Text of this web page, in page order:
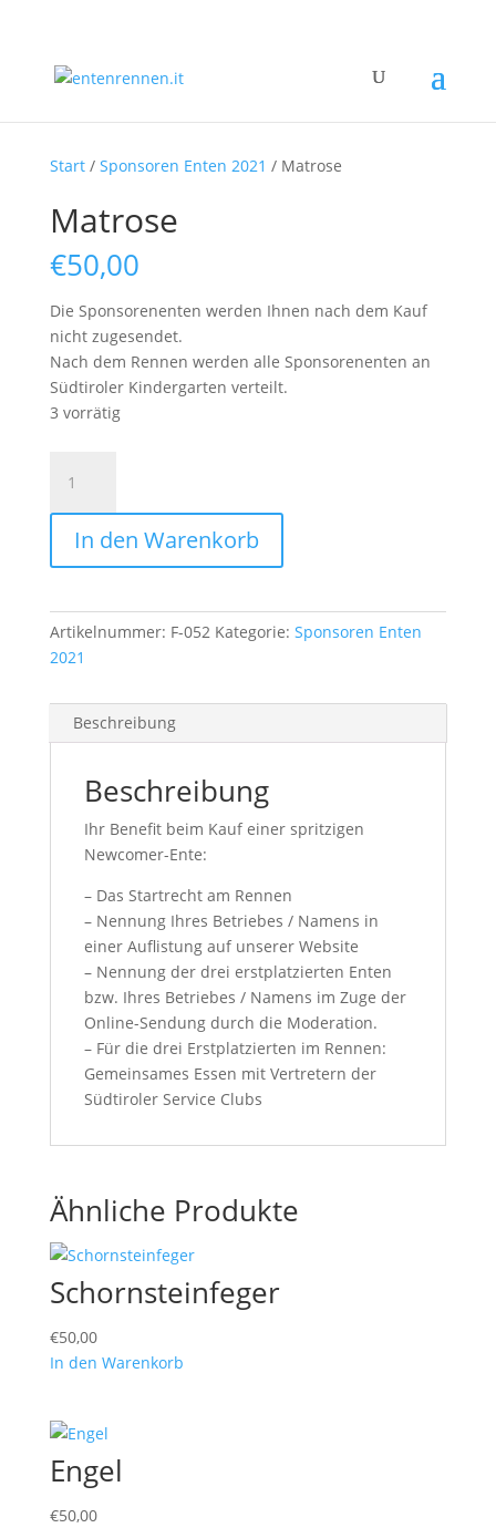
Start/ Sponsoren Enten 2021 / Matrose
Matrose
€50,00
Die Sponsorenenten werden Ihnen nach dem Kauf
nicht zugesendet.
Nach dem Rennen werden alle Sponsorenenten an
Südtiroler Kindergarten verteilt.
3 vorrätig
Menge
In den Warenkorb
Artikelnummer: F-052 Kategorie: Sponsoren Enten
2021
Beschreibung
Beschreibung
Ihr Benefit beim Kauf einer spritzigen
Newcomer-Ente:
– Das Startrecht am Rennen
– Nennung Ihres Betriebes / Namens in
einer Auflistung auf unserer Website
– Nennung der drei erstplatzierten Enten
bzw. Ihres Betriebes / Namens im Zuge der
Online-Sendung durch die Moderation.
– Für die drei Erstplatzierten im Rennen:
Gemeinsames Essen mit Vertretern der
Südtiroler Service Clubs
Ähnliche Produkte
Schornsteinfeger
€50,00
In den Warenkorb
Engel
€50,00